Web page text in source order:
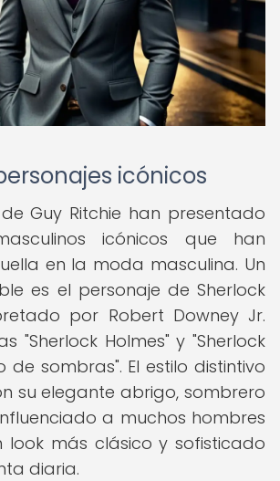
icónicos
Guy Ritchie han presentado
icónicos que han
en la moda masculina. Un
es el personaje de Sherlock
por Robert Downey Jr.
"Sherlock Holmes" y "Sherlock
de sombras". El estilo distintivo
su elegante abrigo, sombrero
a muchos hombres
más clásico y sofisticado
diaria.